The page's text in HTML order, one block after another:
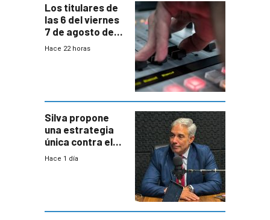
Los titulares de
las 6 del viernes
7 de agosto de
2026
Hace 22 horas
Silva propone
una estrategia
única contra el
narcotráfico y
Hace 1 día